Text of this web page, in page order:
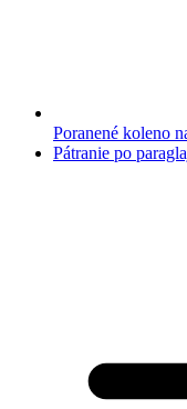
Poranené koleno
Pátranie po